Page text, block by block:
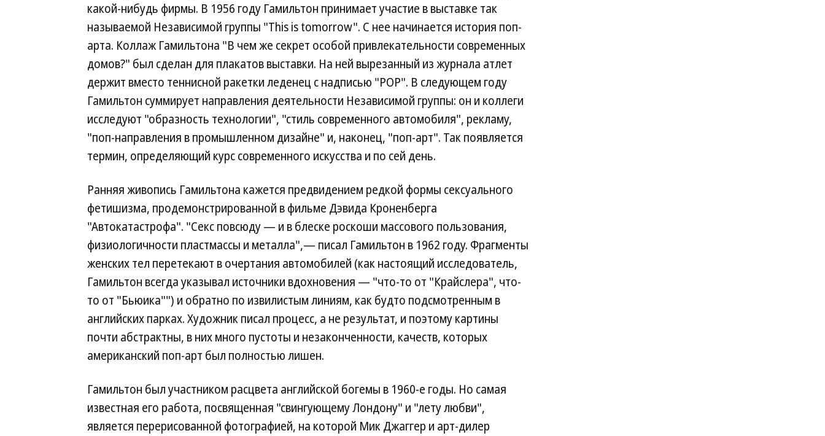
какой-нибудь фирмы. В 1956 году Гамильтон принимает участие в выставке так
называемой Независимой группы "This is tomorrow". С нее начинается история поп-
арта. Коллаж Гамильтона "В чем же секрет особой привлекательности современных
домов?" был сделан для плакатов выставки. На ней вырезанный из журнала атлет
держит вместо теннисной ракетки леденец с надписью "POP". В следующем году
Гамильтон суммирует направления деятельности Независимой группы: он и коллеги
исследуют "образность технологии", "стиль современного автомобиля", рекламу,
"поп-направления в промышленном дизайне" и, наконец, "поп-арт". Так появляется
термин, определяющий курс современного искусства и по сей день.
Ранняя живопись Гамильтона кажется предвидением редкой формы сексуального
фетишизма, продемонстрированной в фильме Дэвида Кроненберга
"Автокатастрофа". "Секс повсюду — и в блеске роскоши массового пользования,
физиологичности пластмассы и металла",— писал Гамильтон в 1962 году. Фрагменты
женских тел перетекают в очертания автомобилей (как настоящий исследователь,
Гамильтон всегда указывал источники вдохновения — "что-то от "Крайслера", что-
то от "Бьюика"") и обратно по извилистым линиям, как будто подсмотренным в
английских парках. Художник писал процесс, а не результат, и поэтому картины
почти абстрактны, в них много пустоты и незаконченности, качеств, которых
американский поп-арт был полностью лишен.
Гамильтон был участником расцвета английской богемы в 1960-е годы. Но самая
известная его работа, посвященная "свингующему Лондону" и "лету любви",
является перерисованной фотографией, на которой Мик Джаггер и арт-дилер